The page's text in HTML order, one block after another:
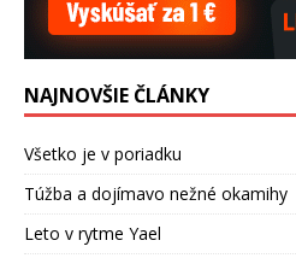
NAJNOVŠIE ČLÁNKY
Všetko je v poriadku
Túžba a dojímavo nežné okamihy
Leto v rytme Yael